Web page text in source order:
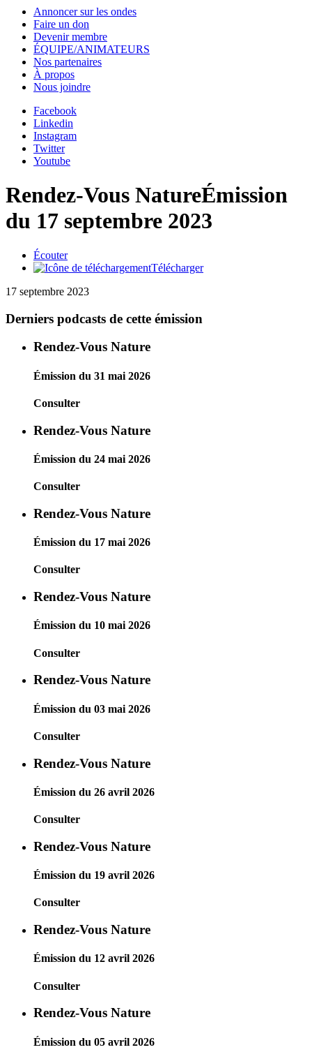
Annoncer sur les ondes
Faire un don
Devenir membre
ÉQUIPE/ANIMATEURS
Nos partenaires
À propos
Nous joindre
Facebook
Linkedin
Instagram
Twitter
Youtube
Rendez-Vous NatureÉmission
du 17 septembre 2023
Écouter
Télécharger
17 septembre 2023
Derniers podcasts de cette émission
Rendez-Vous Nature
Émission du 31 mai 2026
Consulter
Rendez-Vous Nature
Émission du 24 mai 2026
Consulter
Rendez-Vous Nature
Émission du 17 mai 2026
Consulter
Rendez-Vous Nature
Émission du 10 mai 2026
Consulter
Rendez-Vous Nature
Émission du 03 mai 2026
Consulter
Rendez-Vous Nature
Émission du 26 avril 2026
Consulter
Rendez-Vous Nature
Émission du 19 avril 2026
Consulter
Rendez-Vous Nature
Émission du 12 avril 2026
Consulter
Rendez-Vous Nature
Émission du 05 avril 2026